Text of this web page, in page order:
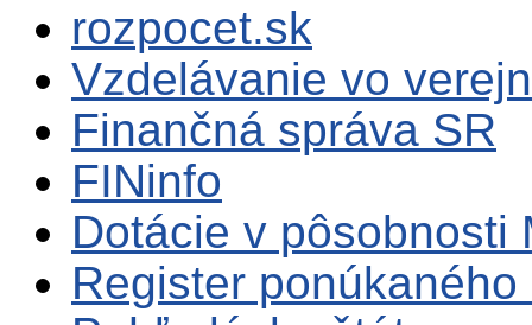
rozpocet.sk
Vzdelávanie vo
Finančná správa SR
FINinfo
Dotácie v pôsobnosti
Register